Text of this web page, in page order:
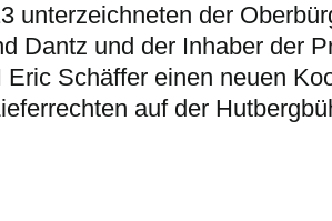
unterzeichneten der
Dantz und der Inhaber der
Eric Schäffer einen neuen
auf der